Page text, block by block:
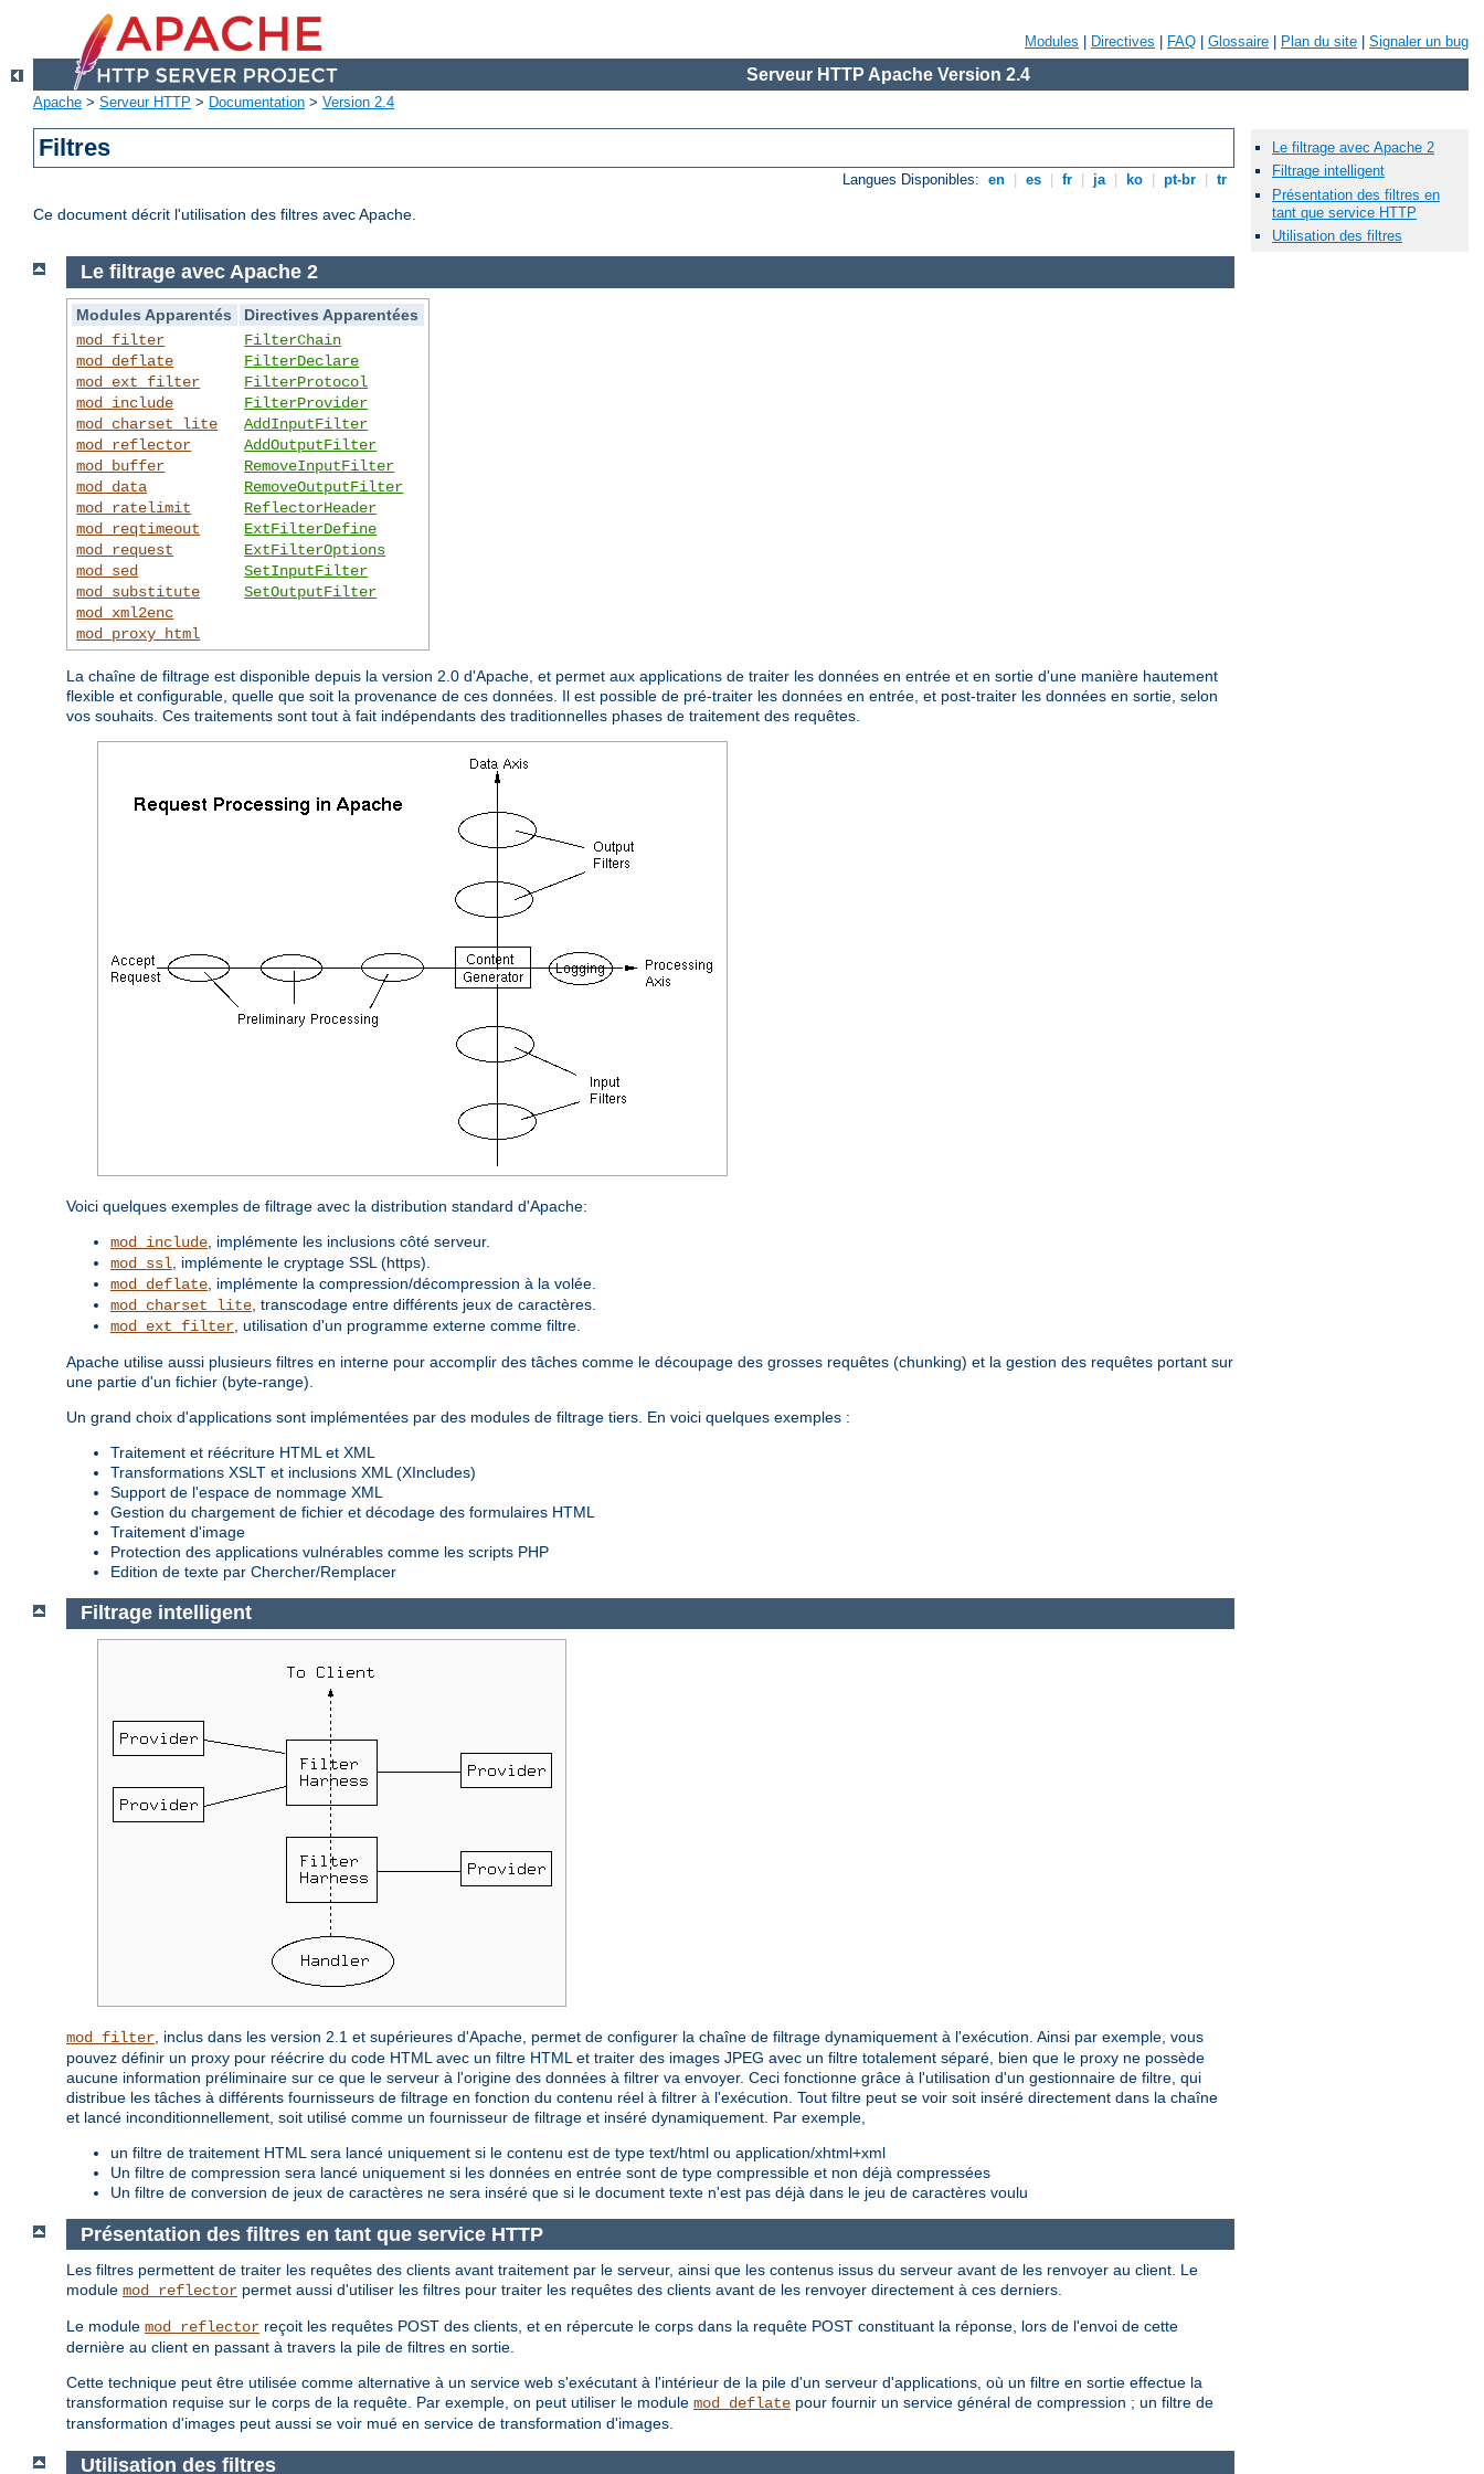
Modules Directives FAQ Glossaire Plan du site Signaler un bug
Serveur HTTP Apache Version 2.4
Apache > Serveur HTTP > Documentation > Version 2.4
Filtres
Langues Disponibles: en es fr ja ko pt-br tr
Ce document décrit l'utilisation des filtres avec Apache.
Le filtrage avec Apache 2
Modules Apparentés
Directives Apparentées
mod_filter
mod_deflate
mod_ext_filter
mod_include
mod_charset_lite
mod_reflector
mod_buffer
mod_data
mod_ratelimit
mod_reqtimeout
mod_request
mod_sed
mod_substitute
mod_xml2enc
mod_proxy_html
FilterChain
FilterDeclare
FilterProtocol
FilterProvider
AddInputFilter
AddOutputFilter
RemoveInputFilter
RemoveOutputFilter
ReflectorHeader
ExtFilterDefine
ExtFilterOptions
SetInputFilter
SetOutputFilter
La chaîne de filtrage est disponible depuis la version 2.0 d'Apache, et permet aux applications de traiter les données en entrée et en sortie d'une manière hautement
flexible et configurable, quelle que soit la provenance de ces données. Il est possible de pré-traiter les données en entrée, et post-traiter les données en sortie, selon
vos souhaits. Ces traitements sont tout à fait indépendants des traditionnelles phases de traitement des requêtes.
Voici quelques exemples de filtrage avec la distribution standard d'Apache:
mod_include , implémente les inclusions côté serveur.
mod_ssl , implémente le cryptage SSL (https).
mod_deflate , implémente la compression/décompression à la volée.
mod_charset_lite , transcodage entre différents jeux de caractères.
mod_ext_filter , utilisation d'un programme externe comme filtre.
Apache utilise aussi plusieurs filtres en interne pour accomplir des tâches comme le découpage des grosses requêtes (chunking) et la gestion des requêtes portant sur
une partie d'un fichier (byte-range).
Un grand choix d'applications sont implémentées par des modules de filtrage tiers. En voici quelques exemples :
Traitement et réécriture HTML et XML
Transformations XSLT et inclusions XML (XIncludes)
Support de l'espace de nommage XML
Gestion du chargement de fichier et décodage des formulaires HTML
Traitement d'image
Protection des applications vulnérables comme les scripts PHP
Edition de texte par Chercher/Remplacer
Filtrage intelligent
mod_filter , inclus dans les version 2.1 et supérieures d'Apache, permet de configurer la chaîne de filtrage dynamiquement à l'exécution. Ainsi par exemple, vous
pouvez définir un proxy pour réécrire du code HTML avec un filtre HTML et traiter des images JPEG avec un filtre totalement séparé, bien que le proxy ne possède
aucune information préliminaire sur ce que le serveur à l'origine des données à filtrer va envoyer. Ceci fonctionne grâce à l'utilisation d'un gestionnaire de filtre, qui
distribue les tâches à différents fournisseurs de filtrage en fonction du contenu réel à filtrer à l'exécution. Tout filtre peut se voir soit inséré directement dans la chaîne
et lancé inconditionnellement, soit utilisé comme un fournisseur de filtrage et inséré dynamiquement. Par exemple,
un filtre de traitement HTML sera lancé uniquement si le contenu est de type text/html ou application/xhtml+xml
Un filtre de compression sera lancé uniquement si les données en entrée sont de type compressible et non déjà compressées
Un filtre de conversion de jeux de caractères ne sera inséré que si le document texte n'est pas déjà dans le jeu de caractères voulu
Présentation des filtres en tant que service HTTP
Les filtres permettent de traiter les requêtes des clients avant traitement par le serveur, ainsi que les contenus issus du serveur avant de les renvoyer au client. Le
module mod_reflector permet aussi d'utiliser les filtres pour traiter les requêtes des clients avant de les renvoyer directement à ces derniers.
Le module mod_reflector reçoit les requêtes POST des clients, et en répercute le corps dans la requête POST constituant la réponse, lors de l'envoi de cette
dernière au client en passant à travers la pile de filtres en sortie.
Cette technique peut être utilisée comme alternative à un service web s'exécutant à l'intérieur de la pile d'un serveur d'applications, où un filtre en sortie effectue la
transformation requise sur le corps de la requête. Par exemple, on peut utiliser le module mod_deflate pour fournir un service général de compression ; un filtre de
transformation d'images peut aussi se voir mué en service de transformation d'images.
Utilisation des filtres
Le filtrage avec Apache 2
Filtrage intelligent
Présentation des filtres en
tant que service HTTP
Utilisation des filtres